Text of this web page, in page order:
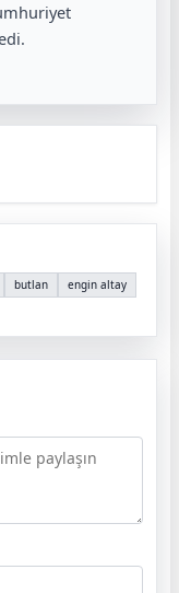
butlan
engin altay